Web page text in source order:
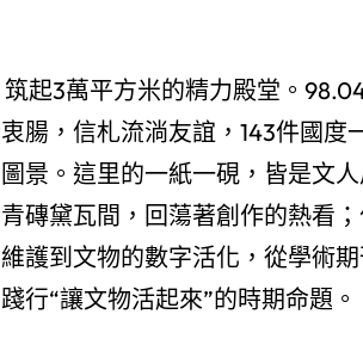
起3萬平方米的精力殿堂。
腸，信札流淌友誼，143件國度
景。這里的一紙一硯，皆是文
磚黛瓦間，回蕩著創作的熱看
護到文物的數字活化，從學術
行“讓文物活起來”的時期命題。